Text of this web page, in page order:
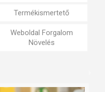
Termékismertető
Weboldal Forgalom
Növelés